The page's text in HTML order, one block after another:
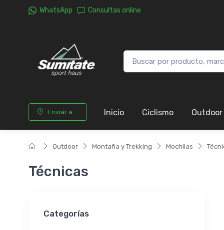
WhatsApp Consultas online
Enviar a ... Inicio Ciclismo Outdoor
Outdoor Montaña y Trekking Mochilas
Técnicas
Categorías